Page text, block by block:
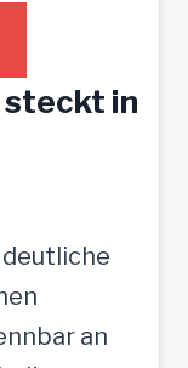
steckt in
an